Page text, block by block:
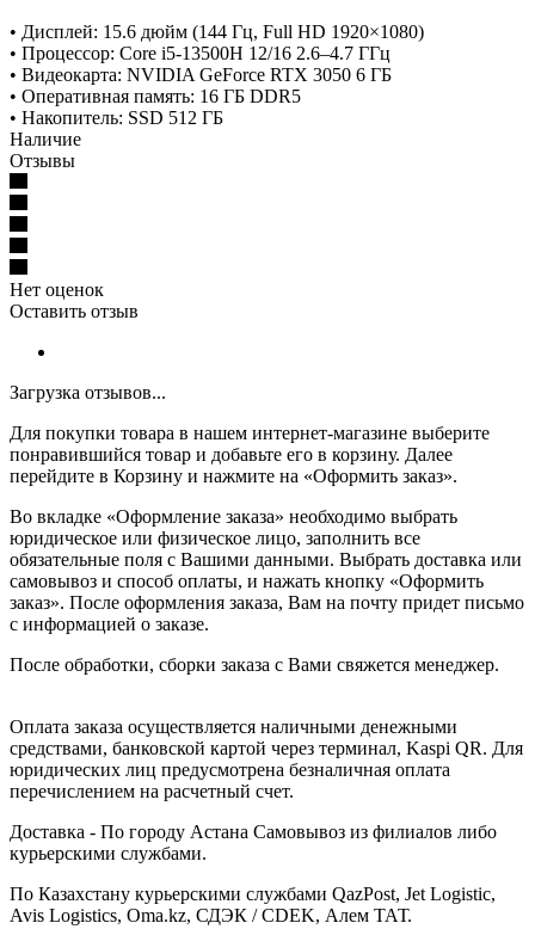
• Дисплей: 15.6 дюйм (144 Гц, Full HD 1920×1080)
• Процессор: Core i5-13500H 12/16 2.6–4.7 ГГц
• Видеокарта: NVIDIA GeForce RTX 3050 6 ГБ
• Оперативная память: 16 ГБ DDR5
• Накопитель: SSD 512 ГБ
Наличие
Отзывы
Нет оценок
Оставить отзыв
Загрузка отзывов...
Для покупки товара в нашем интернет-магазине выберите
понравившийся товар и добавьте его в корзину. Далее
перейдите в Корзину и нажмите на «Оформить заказ».
Во вкладке «Оформление заказа» необходимо выбрать
юридическое или физическое лицо, заполнить все
обязательные поля с Вашими данными. Выбрать доставка или
самовывоз и способ оплаты, и нажать кнопку «Оформить
заказ». После оформления заказа, Вам на почту придет письмо
с информацией о заказе.
После обработки, сборки заказа с Вами свяжется менеджер.
Оплата заказа осуществляется наличными денежными
средствами, банковской картой через терминал, Kaspi QR. Для
юридических лиц предусмотрена безналичная оплата
перечислением на расчетный счет.
Доставка - По городу Астана Самовывоз из филиалов либо
курьерскими службами.
По Казахстану курьерскими службами QazPost, Jet Logistic,
Avis Logistics, Oma.kz, СДЭК / CDEK, Алем ТАТ.